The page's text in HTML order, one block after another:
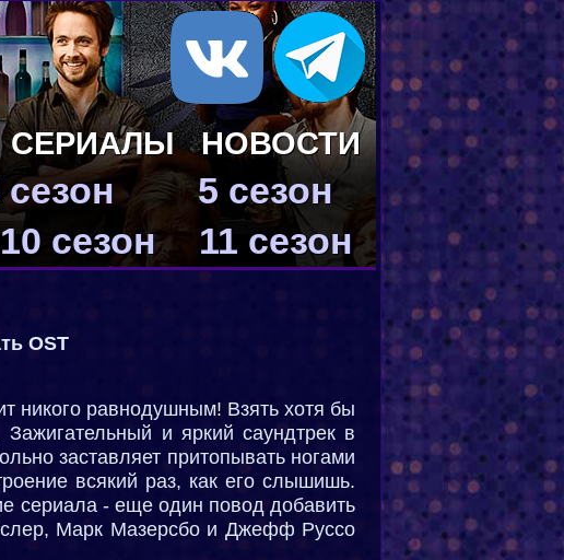
СЕРИАЛЫ НОВОСТИ
сезон
5 сезон
10 сезон 11 сезон
OST
никого равнодушным! Взять хотя бы
и яркий саундтрек в
заставляет притопывать ногами
всякий раз, как его слышишь.
сериала - еще один повод добавить
Марк Мазерсбо и Джефф Руссо